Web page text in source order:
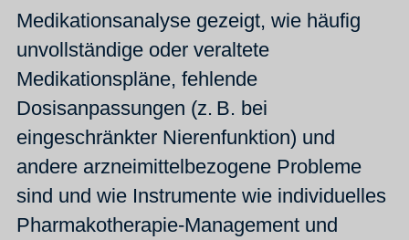
Medikationsanalyse gezeigt, wie häufig
unvollständige oder veraltete
Medikationspläne, fehlende
Dosisanpassungen (z. B. bei
eingeschränkter Nierenfunktion) und
andere arzneimittelbezogene Probleme
sind und wie Instrumente wie individuelles
Pharmakotherapie-Management und